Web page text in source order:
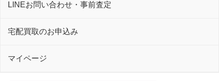
LINEお問い合わせ・事前査定
宅配買取のお申込み
マイページ